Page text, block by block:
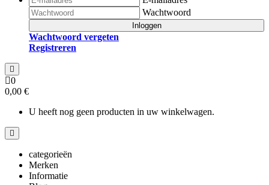
Wachtwoord
Inloggen
Wachtwoord vergeten
Registreren
0
0,00 €
U heeft nog geen producten in uw winkelwagen.
categorieën
Merken
Informatie